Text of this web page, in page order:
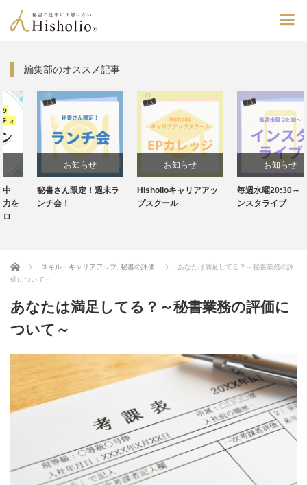
編集部のオススメ記事
お知らせ
秘書さん限定！週末ラ
ンチ会！
お知らせ
Hisholioキャリアアッ
プスクール
お知らせ
毎週水曜20:30～！イ
ンスタライブ
Home スキル・キャリアアップ, 秘書の評価
あなたは満足してる？～秘書業務の評
価について～
あなたは満足してる？～秘書業務の評価に
ついて～